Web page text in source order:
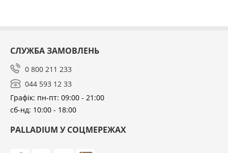
СЛУЖБА ЗАМОВЛЕНЬ
0 800 211 233
044 593 12 33
Графік: пн-пт: 09:00 - 21:00
сб-нд: 10:00 - 18:00
PALLADIUM У СОЦМЕРЕЖАХ